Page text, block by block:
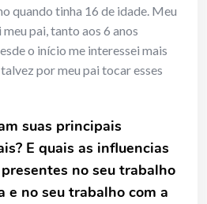
quando tinha 16 de idade. Meu
pai, tanto aos 6 anos
o início me interessei mais
por meu pai tocar esses
suas principais
E quais as influencias
no seu trabalho
e no seu trabalho com a